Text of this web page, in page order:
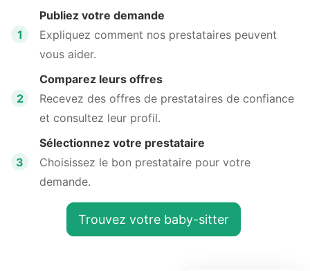
1
Publiez votre demande
Expliquez comment nos prestataires peuvent
vous aider.
2
Comparez leurs offres
Recevez des offres de prestataires de confiance
et consultez leur profil.
3
Sélectionnez votre prestataire
Choisissez le bon prestataire pour votre
demande.
Trouvez votre baby-sitter